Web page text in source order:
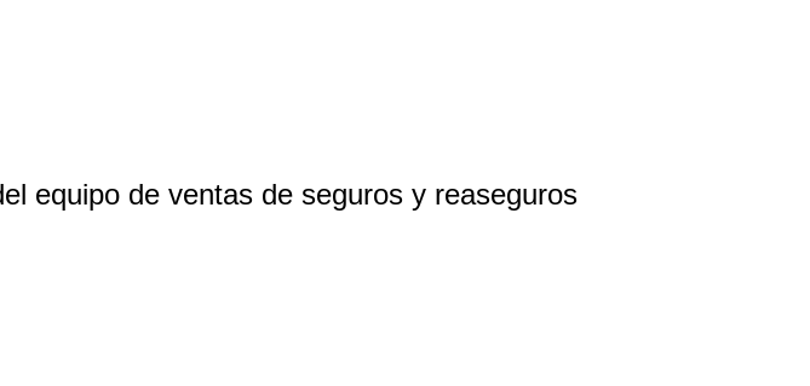
equipo de ventas de seguros y reaseguros